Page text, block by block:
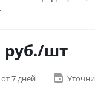
тихие уютные
руб./шт
7 дней